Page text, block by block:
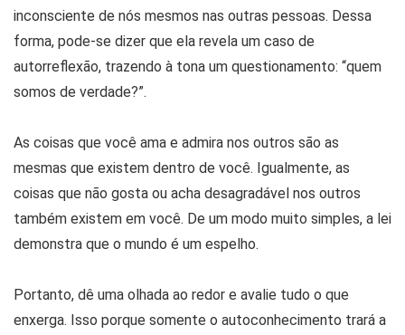
inconsciente de nós mesmos nas outras pessoas. Dessa
forma, pode-se dizer que ela revela um caso de
autorreflexão, trazendo à tona um questionamento: “quem
somos de verdade?”.
As coisas que você ama e admira nos outros são as
mesmas que existem dentro de você. Igualmente, as
coisas que não gosta ou acha desagradável nos outros
também existem em você. De um modo muito simples, a lei
demonstra que o mundo é um espelho.
Portanto, dê uma olhada ao redor e avalie tudo o que
enxerga. Isso porque somente o autoconhecimento trará a